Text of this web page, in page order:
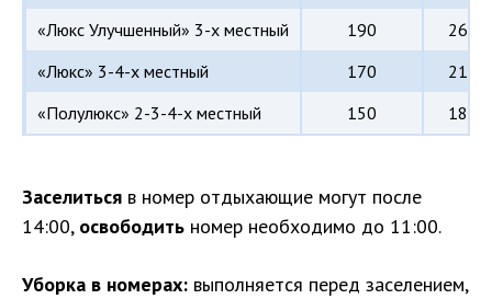
«Люкс Улучшенный» 3-х местный
190
«Люкс» 3-4-х местный
170
«Полулюкс» 2-3-4-х местный
150
Заселиться в номер отдыхающие могут после
14:00, освободить номер необходимо до 11:00.
Уборка в номерах: выполняется перед заселением,